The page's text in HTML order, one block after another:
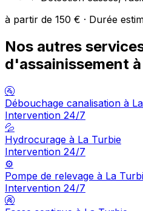
à partir de 150 € · Durée
Nos autres
d'assainissement
🚰
Débouchage canalisation à
Intervention 24/7
💦
Hydrocurage à La Turbie
Intervention 24/7
⚙️
Pompe de relevage à La
Intervention 24/7
🚱